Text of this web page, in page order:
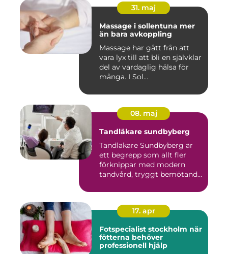
31. maj
Massage i sollentuna mer
än bara avkoppling
Massage har gått från att
vara lyx till att bli en självklar
del av vardaglig hälsa för
många. I Sol...
08. maj
Tandläkare sundbyberg
Tandläkare Sundbyberg är
ett begrepp som allt fler
förknippar med modern
tandvård, tryggt bemötande
17. apr
Fotspecialist stockholm när
fötterna behöver
professionell hjälp